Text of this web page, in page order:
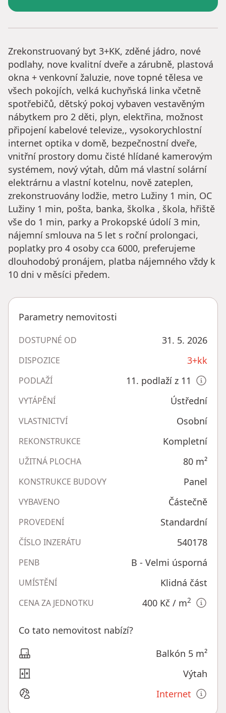
Zrekonstruovaný byt 3+KK, zděné jádro, nové
podlahy, nove kvalitní dveře a zárubně, plastová
okna + venkovní žaluzie, nove topné tělesa ve
všech pokojích, velká kuchyňská linka včetně
spotřebičů, dětský pokoj vybaven vestavěným
nábytkem pro 2 děti, plyn, elektřina, možnost
připojení kabelové televize,, vysokorychlostní
internet optika v domě, bezpečnostní dveře,
vnitřní prostory domu čisté hlídané kamerovým
systémem, nový výtah, dům má vlastní solární
elektrárnu a vlastní kotelnu, nově zateplen,
zrekonstruovány lodžie, metro Lužiny 1 min, OC
Lužiny 1 min, pošta, banka, školka , škola, hřiště
vše do 1 min, parky a Prokopské údolí 3 min,
nájemní smlouva na 5 let s roční prolongaci,
poplatky pro 4 osoby cca 6000, preferujeme
dlouhodobý pronájem, platba nájemného vždy k
10 dni v měsíci předem.
Parametry nemovitosti
DOSTUPNÉ OD 31. 5. 2026
DISPOZICE 3+kk
PODLAŽÍ 11. podlaží z 11
VYTÁPĚNÍ Ústřední
VLASTNICTVÍ Osobní
REKONSTRUKCE Kompletní
UŽITNÁ PLOCHA 80 m²
KONSTRUKCE BUDOVY Panel
VYBAVENO Částečně
PROVEDENÍ Standardní
ČÍSLO INZERÁTU 540178
PENB B - Velmi úsporná
UMÍSTĚNÍ Klidná část
CENA ZA JEDNOTKU 400 Kč / m2
Co tato nemovitost nabízí?
Balkón 5 m²
Výtah
Internet